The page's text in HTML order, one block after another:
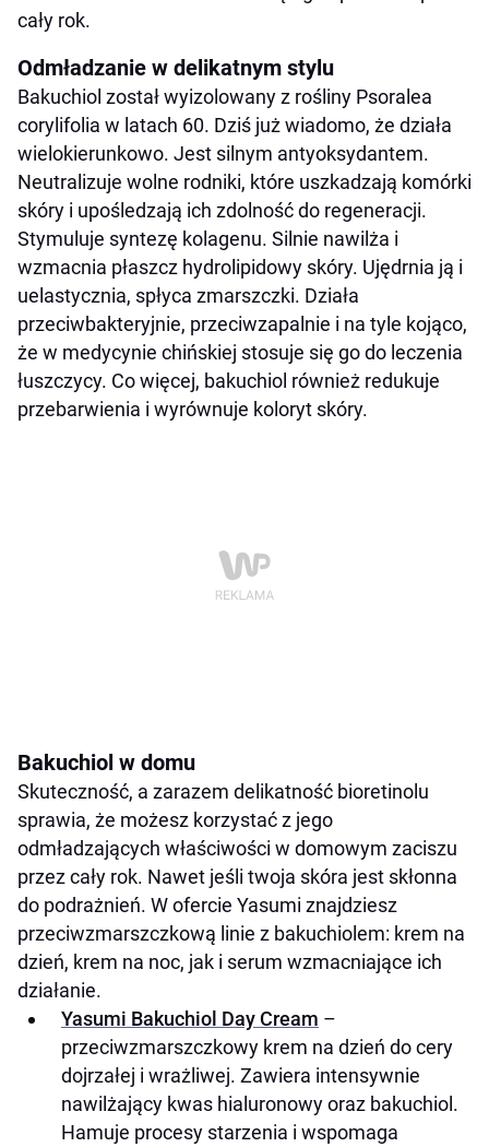
cały rok.
Odmładzanie w delikatnym stylu
Bakuchiol został wyizolowany z rośliny Psoralea
corylifolia w latach 60. Dziś już wiadomo, że działa
wielokierunkowo. Jest silnym antyoksydantem.
Neutralizuje wolne rodniki, które uszkadzają komórki
skóry i upośledzają ich zdolność do regeneracji.
Stymuluje syntezę kolagenu. Silnie nawilża i
wzmacnia płaszcz hydrolipidowy skóry. Ujędrnia ją i
uelastycznia, spłyca zmarszczki. Działa
przeciwbakteryjnie, przeciwzapalnie i na tyle kojąco,
że w medycynie chińskiej stosuje się go do leczenia
łuszczycy. Co więcej, bakuchiol również redukuje
przebarwienia i wyrównuje koloryt skóry.
Bakuchiol w domu
Skuteczność, a zarazem delikatność bioretinolu
sprawia, że możesz korzystać z jego
odmładzających właściwości w domowym zaciszu
przez cały rok. Nawet jeśli twoja skóra jest skłonna
do podrażnień. W ofercie Yasumi znajdziesz
przeciwzmarszczkową linie z bakuchiolem: krem na
dzień, krem na noc, jak i serum wzmacniające ich
działanie.
Yasumi Bakuchiol Day Cream –
przeciwzmarszczkowy krem na dzień do cery
dojrzałej i wrażliwej. Zawiera intensywnie
nawilżający kwas hialuronowy oraz bakuchiol.
Hamuje procesy starzenia i wspomaga